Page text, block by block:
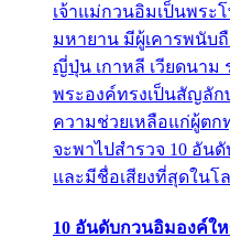
เจ้าแม่กวนอิมเป็นพร
มหายาน มีผู้เคารพนับ
ญี่ปุ่น เกาหลี เวียดนาม
พระองค์ทรงเป็นสัญลั
ความช่วยเหลือแก่ผู้ตก
จะพาไปสำรวจ 10 อัน
และมีชื่อเสียงที่สุดในโ
10 อันดับกวนอิมองค์ใ